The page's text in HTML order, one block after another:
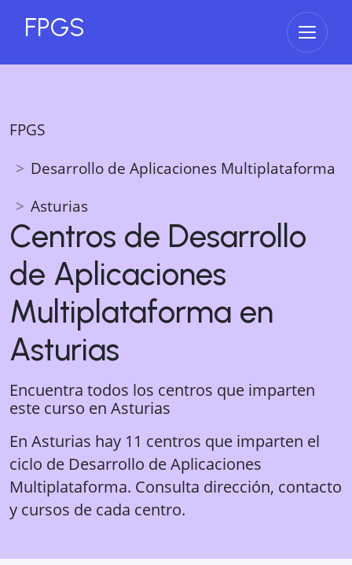
FPGS Abrir
FPGS
Desarrollo de Aplicaciones Multiplataforma
Asturias
Centros de Desarrollo
de Aplicaciones
Multiplataforma en
Asturias
Encuentra todos los centros que imparten
este curso en Asturias
En Asturias hay 11 centros que imparten el
ciclo de Desarrollo de Aplicaciones
Multiplataforma. Consulta dirección, contacto
y cursos de cada centro.